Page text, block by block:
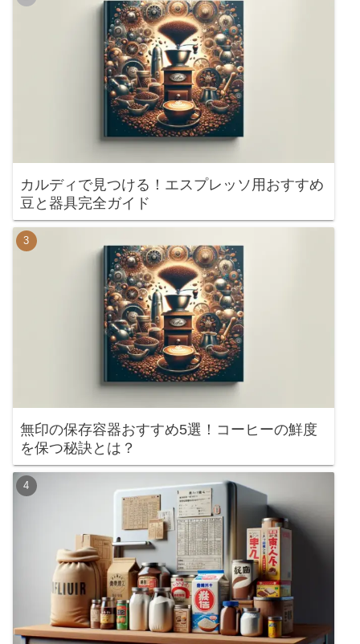
カルディで見つける！エスプレッソ用おすすめ
豆と器具完全ガイド
無印の保存容器おすすめ5選！コーヒーの鮮度
を保つ秘訣とは？